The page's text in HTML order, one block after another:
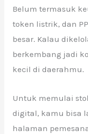
Belum termasuk
token listrik, dan
besar. Kalau
berkembang jadi
kecil di daerahmu.
Untuk memulai
digital, kamu bisa
halaman